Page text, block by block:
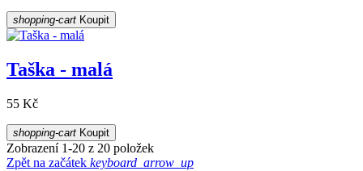
shopping-cart Koupit
Taška - malá
55 Kč
shopping-cart Koupit
Zobrazení 1-20 z 20 položek
Zpět na začátek keyboard_arrow_up